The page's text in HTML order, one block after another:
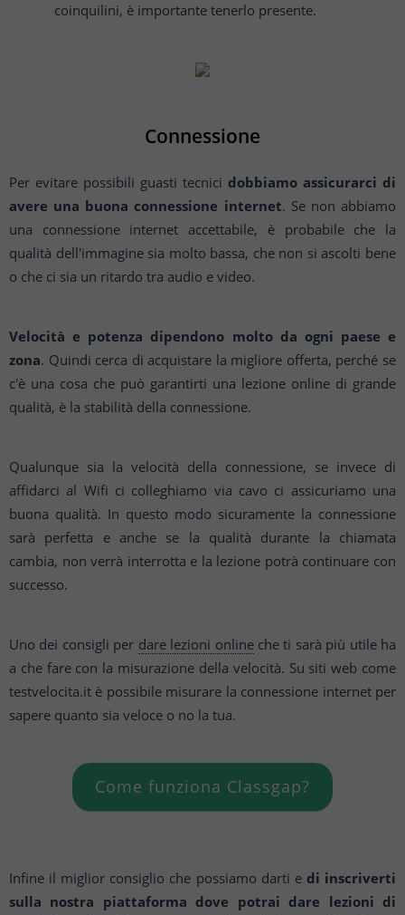
coinquilini, è importante tenerlo presente.
Connessione
Per evitare possibili guasti tecnici dobbiamo assicurarci di
avere una buona connessione internet. Se non abbiamo
una connessione internet accettabile, è probabile che la
qualità dell'immagine sia molto bassa, che non si ascolti bene
o che ci sia un ritardo tra audio e video.
Velocità e potenza dipendono molto da ogni paese e
zona. Quindi cerca di acquistare la migliore offerta, perché se
c'è una cosa che può garantirti una lezione online di grande
qualità, è la stabilità della connessione.
Qualunque sia la velocità della connessione, se invece di
affidarci al Wifi ci colleghiamo via cavo ci assicuriamo una
buona qualità. In questo modo sicuramente la connessione
sarà perfetta e anche se la qualità durante la chiamata
cambia, non verrà interrotta e la lezione potrà continuare con
successo.
Uno dei consigli per dare lezioni onlineche ti sarà più utile ha
a che fare con la misurazione della velocità. Su siti web come
testvelocita.it è possibile misurare la connessione internet per
sapere quanto sia veloce o no la tua.
Come funziona Classgap?
Infine il miglior consiglio che possiamo darti e di inscriverti
sulla nostra piattaforma dove potrai dare lezioni di